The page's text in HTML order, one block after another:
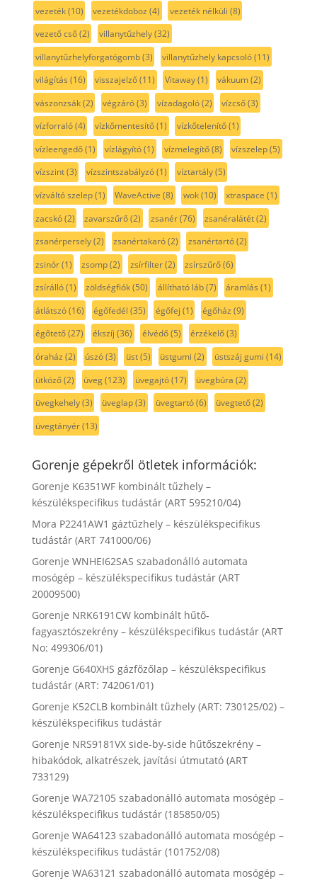
vezeték(10) vezetékdoboz (4) vezeték nélküli (8)
vezető cső(2) villanytűzhely(32)
villanytűzhelyforgatógomb(3) villanytűzhely kapcsoló(11)
világítás (16) visszajelző(11) Vitaway(1) vákuum(2)
vászonzsák(2) végzáró(3) vízadagoló(2) vízcső(3)
vízforraló(4) vízkőmentesítő(1) vízkőtelenítő(1)
vízleengedő(1) vízlágyító(1) vízmelegítő(8) vízszelep(5)
vízszint(3) vízszintszabályzó(1) víztartály(5)
vízváltó szelep(1) WaveActive (8) wok(10) xtraspace (1)
zacskó(2) zavarszűrő(2) zsanér(76) zsanéralátét(2)
zsanérpersely(2) zsanértakaró(2) zsanértartó(2)
zsinór(1) zsomp(2) zsírfilter(2) zsírszűrő(6)
zsírálló(1) zöldségfiók(50) állítható láb(7) áramlás (1)
átlátszó(16) égőfedél (35) égőfej (1) égőház (9)
égőtető(27) ékszíj (36) élvédő(5) érzékelő(3)
óraház (2) úszó(3) üst(5) üstgumi (2) üstszáj gumi (14)
ütköző(2) üveg(123) üvegajtó(17) üvegbúra (2)
üvegkehely(3) üveglap(3) üvegtartó(6) üvegtető(2)
üvegtányér(13)
Gorenje gépekről ötletek információk:
Gorenje K6351WF kombinált tűzhely –
készülékspecifikus tudástár (ART 595210/04)
Mora P2241AW1 gáztűzhely – készülékspecifikus
tudástár (ART 741000/06)
Gorenje WNHEI62SAS szabadonálló automata
mosógép – készülékspecifikus tudástár (ART
20009500)
Gorenje NRK6191CW kombinált hűtő-
fagyasztószekrény – készülékspecifikus tudástár (ART
No: 499306/01)
Gorenje G640XHS gázfőzőlap – készülékspecifikus
tudástár (ART: 742061/01)
Gorenje K52CLB kombinált tűzhely (ART: 730125/02) –
készülékspecifikus tudástár
Gorenje NRS9181VX side-by-side hűtőszekrény –
hibakódok, alkatrészek, javítási útmutató (ART
733129)
Gorenje WA72105 szabadonálló automata mosógép –
készülékspecifikus tudástár (185850/05)
Gorenje WA64123 szabadonálló automata mosógép –
készülékspecifikus tudástár (101752/08)
Gorenje WA63121 szabadonálló automata mosógép –